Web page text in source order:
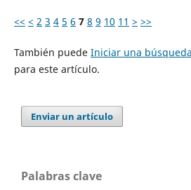
<< < 2 3 4 5 6 7 8 9 10 11 > >>
También puede Iniciar una
para este artículo.
Enviar un artículo
Palabras clave